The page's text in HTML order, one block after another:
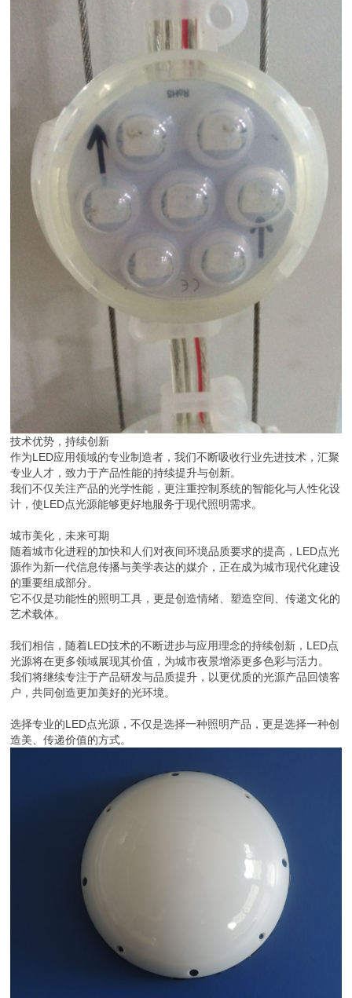
技术优势，持续创新
作为LED应用领域的专业制造者，我们不断吸收行业先进技术，汇聚
专业人才，致力于产品性能的持续提升与创新。
我们不仅关注产品的光学性能，更注重控制系统的智能化与人性化设
计，使LED点光源能够更好地服务于现代照明需求。
城市美化，未来可期
随着城市化进程的加快和人们对夜间环境品质要求的提高，LED点光
源作为新一代信息传播与美学表达的媒介，正在成为城市现代化建设
的重要组成部分。
它不仅是功能性的照明工具，更是创造情绪、塑造空间、传递文化的
艺术载体。
我们相信，随着LED技术的不断进步与应用理念的持续创新，LED点
光源将在更多领域展现其价值，为城市夜景增添更多色彩与活力。
我们将继续专注于产品研发与品质提升，以更优质的光源产品回馈客
户，共同创造更加美好的光环境。
选择专业的LED点光源，不仅是选择一种照明产品，更是选择一种创
造美、传递价值的方式。